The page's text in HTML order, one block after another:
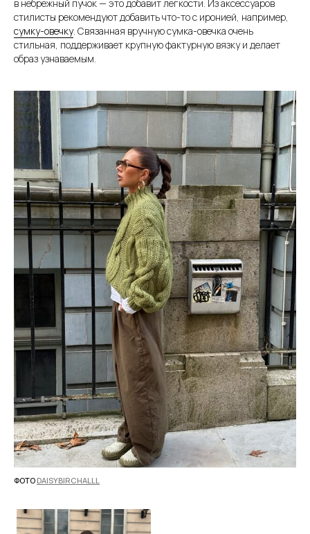
в небрежный пучок — это добавит легкости. Из аксессуаров
стилисты рекомендуют добавить что-то с иронией, например,
сумку-овечку. Связанная вручную сумка-овечка очень
стильная, поддерживает крупную фактурную вязку и делает
образ узнаваемым.
ФОТО DAISYBIRCHALLL
СУМКА-ОВЕЧКА
ФОТО @DARSIFIRSOVA